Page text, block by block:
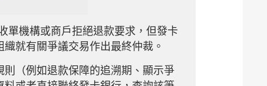
單機構或商戶拒絕退款要求，但發卡
就有關爭議交易作出最終仲裁。
（例如退款保障的追溯期、顯示爭